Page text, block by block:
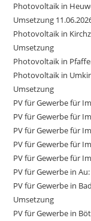
Photovoltaik in
Umsetzung
Photovoltaik in
Umsetzung
Photovoltaik in
Photovoltaik in
Umsetzung
PV für Gewerbe für
PV für Gewerbe für
PV für Gewerbe für
PV für Gewerbe für
PV für Gewerbe für
PV für Gewerbe in
PV für Gewerbe in
Umsetzung
PV für Gewerbe in